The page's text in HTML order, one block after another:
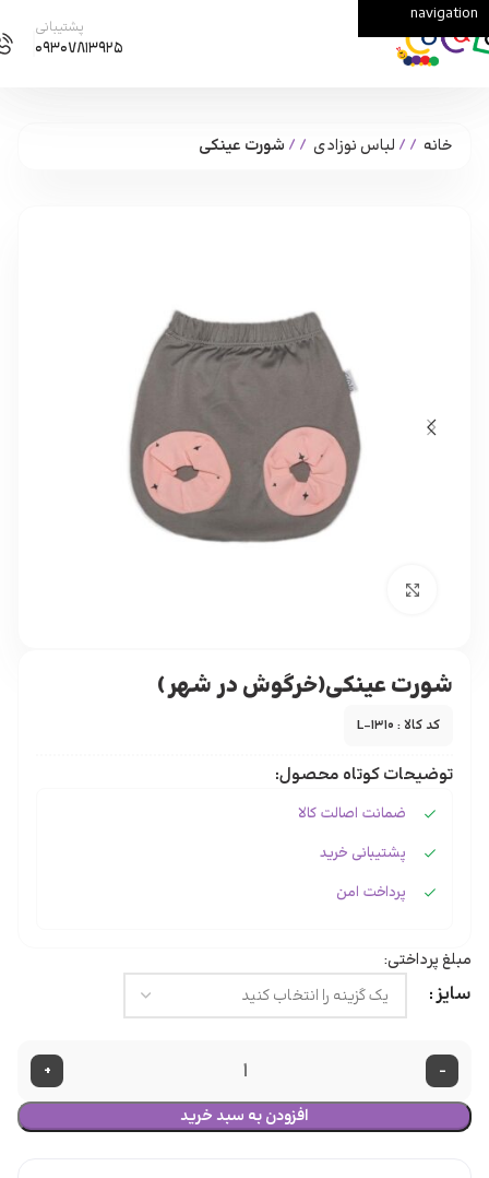
navigation
Skip to main content پشتیبانی
۰۹۳۰۷۸۱۳۹۲۵
خانه / لباس نوزادی / شورت عینکی
شورت عینکی(خرگوش در شهر)
کد کالا : L-1310
توضیحات کوتاه محصول:
ضمانت اصالت کالا
پشتیبانی خرید
پرداخت امن
مبلغ پرداختی:
سایز
-
+
افزودن به سبد خرید